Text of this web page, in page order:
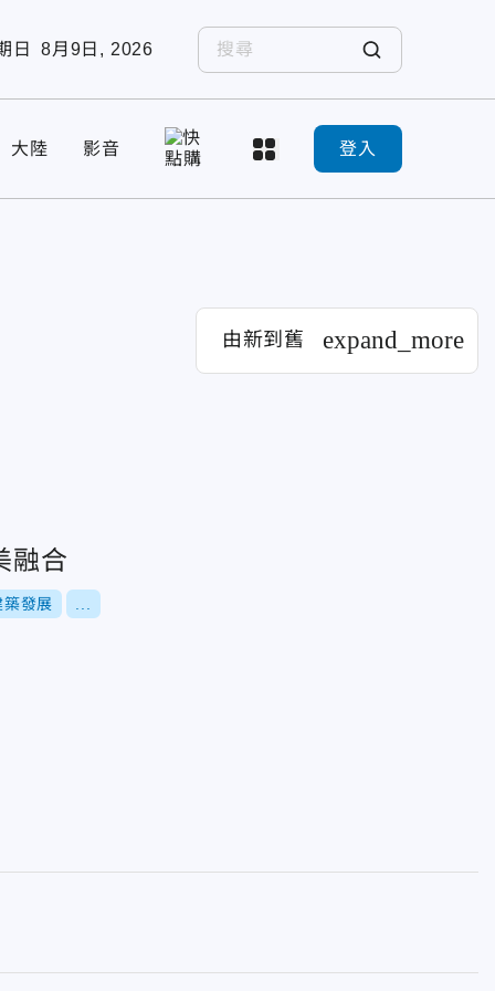
日 8月9日, 2026
大陸 影音 登入
由新到舊 expand_more
融合
發展